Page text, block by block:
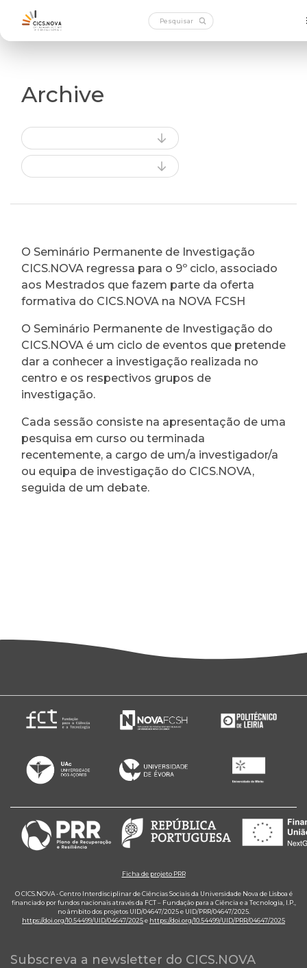
Archive
O Seminário Permanente de Investigação
CICS.NOVA regressa para o 9º ciclo, associado
aos Mestrados que fazem parte da oferta
formativa do CICS.NOVA na NOVA FCSH
O Seminário Permanente de Investigação do
CICS.NOVA é um ciclo de eventos que pretende
dar a conhecer a investigação realizada no
centro e os respectivos grupos de
investigação.
Cada sessão consiste na apresentação de uma
pesquisa em curso ou terminada
recentemente, a cargo de um/a investigador/a
ou equipa de investigação do CICS.NOVA,
seguida de um debate.
Ficha de projeto PRR
O CICS.NOVA - Centro Interdisciplinar de Ciências Sociais da Universidade Nova de Lisboa é
financiado por fundos nacionais através da FCT – Fundação para a Ciência e a Tecnologia, I.P.,
no âmbito dos projetos UID/04647/2025 e UID/PRR/04647/2025.
https://doi.org/10.54499/UID/04647/2025e https://doi.org/10.54499/UID/PRR/04647/2025
Subscreva a newsletter do CICS.NOVA